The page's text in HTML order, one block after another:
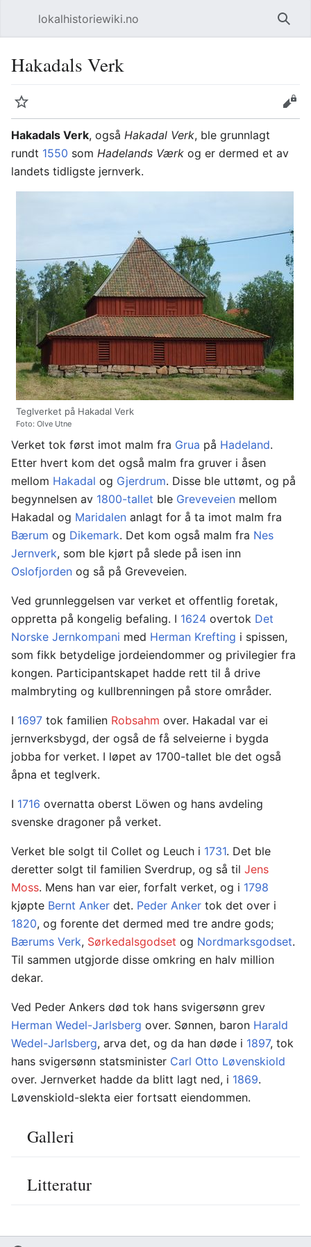
lokalhistoriewiki.no Søk
Hakadals Verk
Overvåk
Rediger
Hakadals Verk, også Hakadal Verk, ble grunnlagt
rundt 1550 som Hadelands Værk og er dermed et av
landets tidligste jernverk.
Teglverket på Hakadal Verk
Foto: Olve Utne
Verket tok først imot malm fra Grua på Hadeland.
Etter hvert kom det også malm fra gruver i åsen
mellom Hakadal og Gjerdrum. Disse ble uttømt, og på
begynnelsen av 1800-tallet ble Greveveien mellom
Hakadal og Maridalen anlagt for å ta imot malm fra
Bærum og Dikemark. Det kom også malm fra Nes
Jernverk, som ble kjørt på slede på isen inn
Oslofjorden og så på Greveveien.
Ved grunnleggelsen var verket et offentlig foretak,
oppretta på kongelig befaling. I 1624 overtok Det
Norske Jernkompani med Herman Krefting i spissen,
som fikk betydelige jordeiendommer og privilegier fra
kongen. Participantskapet hadde rett til å drive
malmbryting og kullbrenningen på store områder.
I 1697 tok familien Robsahm over. Hakadal var ei
jernverksbygd, der også de få selveierne i bygda
jobba for verket. I løpet av 1700-tallet ble det også
åpna et teglverk.
I 1716 overnatta oberst Löwen og hans avdeling
svenske dragoner på verket.
Verket ble solgt til Collet og Leuch i 1731. Det ble
deretter solgt til familien Sverdrup, og så til Jens
Moss. Mens han var eier, forfalt verket, og i 1798
kjøpte Bernt Anker det. Peder Anker tok det over i
1820, og forente det dermed med tre andre gods;
Bærums Verk, Sørkedalsgodset og Nordmarksgodset.
Til sammen utgjorde disse omkring en halv million
dekar.
Ved Peder Ankers død tok hans svigersønn grev
Herman Wedel-Jarlsberg over. Sønnen, baron Harald
Wedel-Jarlsberg, arva det, og da han døde i 1897, tok
hans svigersønn statsminister Carl Otto Løvenskiold
over. Jernverket hadde da blitt lagt ned, i 1869.
Løvenskiold-slekta eier fortsatt eiendommen.
Galleri
Litteratur